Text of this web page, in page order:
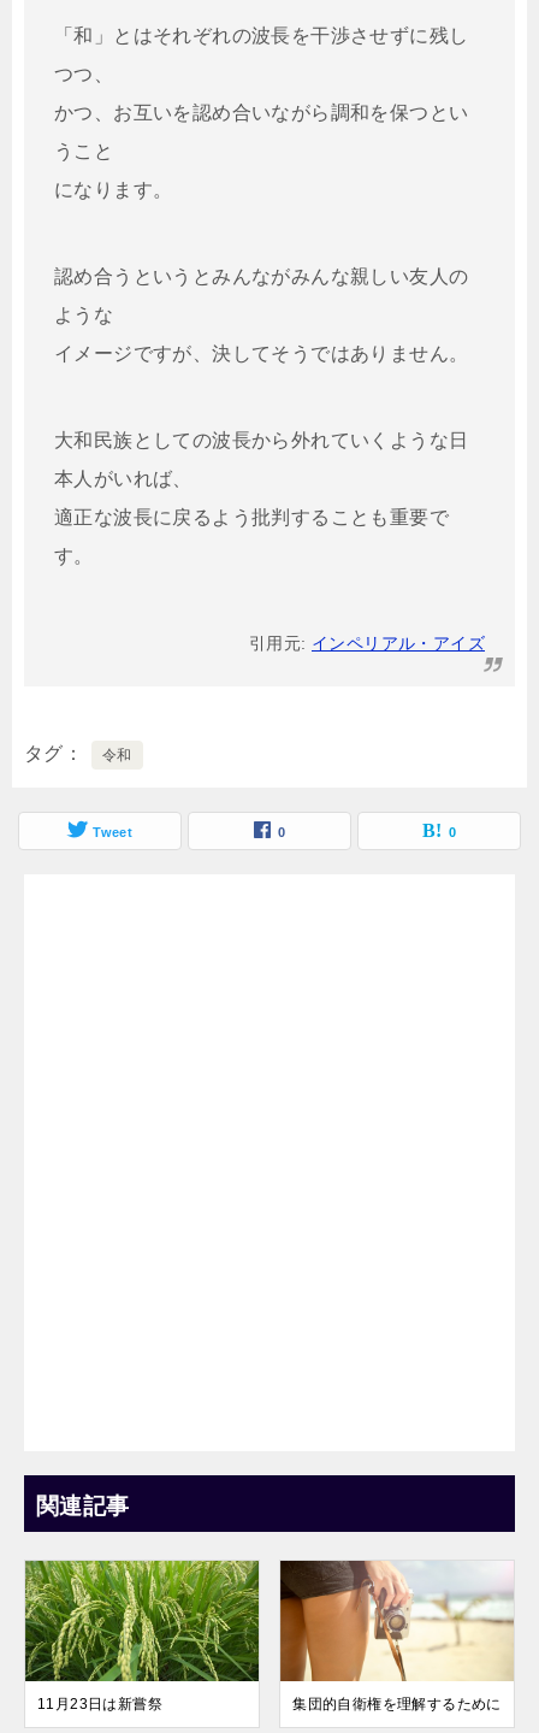
「和」とはそれぞれの波長を干渉させずに残し
つつ、
かつ、お互いを認め合いながら調和を保つとい
うこと
になります。
認め合うというとみんながみんな親しい友人の
ような
イメージですが、決してそうではありません。
大和民族としての波長から外れていくような日
本人がいれば、
適正な波長に戻るよう批判することも重要で
す。
引用元: インペリアル・アイズ
タグ 令和
Tweet 0 0
関連記事
11月23日は新嘗祭 集団的自衛権を理解するために